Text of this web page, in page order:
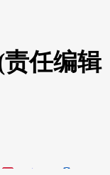
责任编辑